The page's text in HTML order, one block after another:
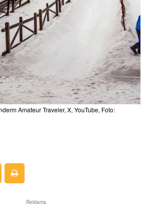
Amateur Traveler, X, YouTube, Foto:
Reklama